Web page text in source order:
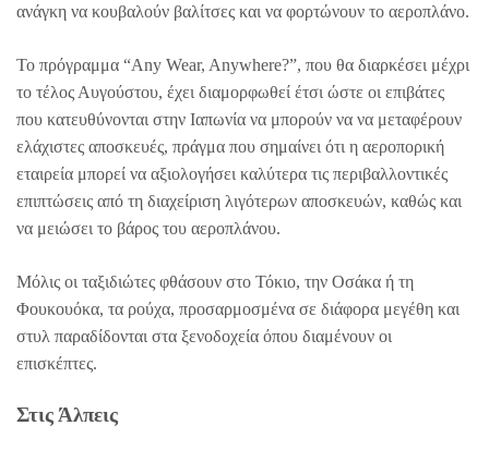
ανάγκη να κουβαλούν βαλίτσες και να φορτώνουν το αεροπλάνο.
Το πρόγραμμα “Any Wear, Anywhere?”, που θα διαρκέσει μέχρι
το τέλος Αυγούστου, έχει διαμορφωθεί έτσι ώστε οι επιβάτες
που κατευθύνονται στην Ιαπωνία να μπορούν να να μεταφέρουν
ελάχιστες αποσκευές, πράγμα που σημαίνει ότι η αεροπορική
εταιρεία μπορεί να αξιολογήσει καλύτερα τις περιβαλλοντικές
επιπτώσεις από τη διαχείριση λιγότερων αποσκευών, καθώς και
να μειώσει το βάρος του αεροπλάνου.
Μόλις οι ταξιδιώτες φθάσουν στο Τόκιο, την Οσάκα ή τη
Φουκουόκα, τα ρούχα, προσαρμοσμένα σε διάφορα μεγέθη και
στυλ παραδίδονται στα ξενοδοχεία όπου διαμένουν οι
επισκέπτες.
Στις Άλπεις